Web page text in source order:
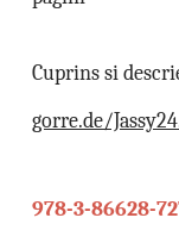
Cuprins si
gorre.de/
978-3-86628-